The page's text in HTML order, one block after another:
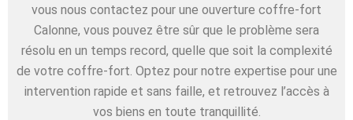
vous nous contactez pour une ouverture coffre-fort
Calonne, vous pouvez être sûr que le problème sera
résolu en un temps record, quelle que soit la complexité
de votre coffre-fort. Optez pour notre expertise pour une
intervention rapide et sans faille, et retrouvez l’accès à
vos biens en toute tranquillité.